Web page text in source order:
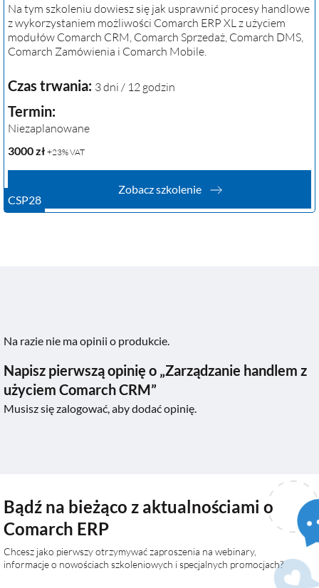
CSP28
Na tym szkoleniu dowiesz się jak usprawnić procesy handlowe
z wykorzystaniem możliwości Comarch ERP XL z użyciem
modułów Comarch CRM, Comarch Sprzedaż, Comarch DMS,
Comarch Zamówienia i Comarch Mobile.
Czas trwania: 3 dni / 12 godzin
Termin:
Niezaplanowane
3000zł +23% VAT
Zobacz szkolenie
Na razie nie ma opinii o produkcie.
Napisz pierwszą opinię o „Zarządzanie handlem z
użyciem Comarch CRM”
Musisz sięzalogować , aby dodać opinię.
Bądź na bieżąco z aktualnościami o
Comarch ERP
Chcesz jako pierwszy otrzymywać zaproszenia na webinary,
informacje o nowościach szkoleniowych i specjalnych promocjach?